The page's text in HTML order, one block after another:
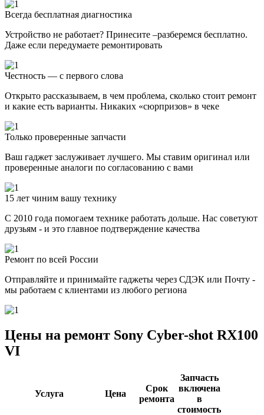
Всегда бесплатная диагностика
Устройство не работает? Принесите –разберемся бесплатно.
Даже если передумаете ремонтировать
Честность — с первого слова
Открыто рассказываем, в чем проблема, сколько стоит ремонт
и какие есть варианты. Никаких «сюрпризов» в чеке
Только проверенные запчасти
Ваш гаджет заслуживает лучшего. Мы ставим оригинал или
проверенные аналоги по согласованию с вами
15 лет чиним вашу технику
С 2010 года помогаем технике работать дольше. Нас советуют
друзьям - и это главное подтверждение качества
Ремонт по всей России
Отправляйте и принимайте гаджеты через СДЭК или Почту -
мы работаем с клиентами из любого региона
Цены на ремонт Sony Cyber-shot RX100
VI
Услуга Цена
Срок
ремонта
Запчасть
включена
в
стоимость